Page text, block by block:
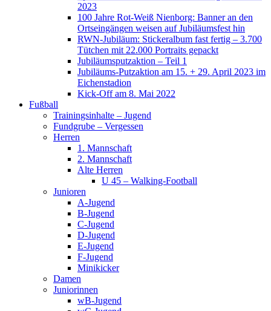
2023
100 Jahre Rot-Weiß Nienborg: Banner an den
Ortseingängen weisen auf Jubiläumsfest hin
RWN-Jubiläum: Stickeralbum fast fertig – 3.700
Tütchen mit 22.000 Portraits gepackt
Jubiläumsputzaktion – Teil 1
Jubiläums-Putzaktion am 15. + 29. April 2023 im
Eichenstadion
Kick-Off am 8. Mai 2022
Fußball
Trainingsinhalte – Jugend
Fundgrube – Vergessen
Herren
1. Mannschaft
2. Mannschaft
Alte Herren
U 45 – Walking-Football
Junioren
A-Jugend
B-Jugend
C-Jugend
D-Jugend
E-Jugend
F-Jugend
Minikicker
Damen
Juniorinnen
wB-Jugend